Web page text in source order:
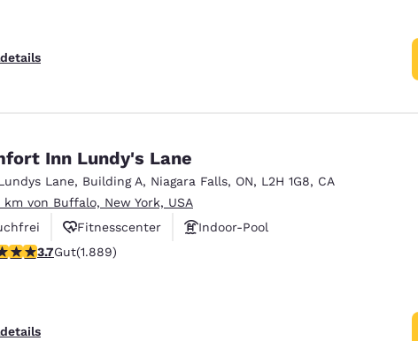
Inn Lundy's Lane
Lane, Building A, Niagara Falls, ON, L2H 1G8, CA
km von Buffalo, New York, USA
Fitnesscenter
Indoor-Pool
Bewertung. Gut. 1889 Bewertungen
3.7Gut(1.889)